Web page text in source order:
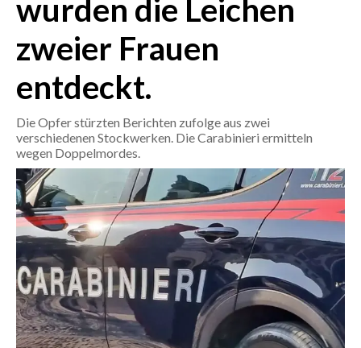
ITALIA
MONDO
POLITICA
ECONOMIA
SERVIZI ALLE IMPRESE
LAVORO
SPORT IN SARDEGNA
SPORT
wurden die Leichen
zweier Frauen
entdeckt.
Die Opfer stürzten Berichten zufolge aus zwei
verschiedenen Stockwerken. Die Carabinieri ermitteln
wegen Doppelmordes.